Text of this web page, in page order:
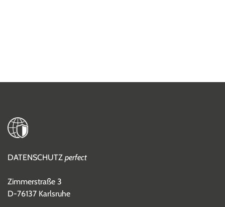
DATENSCHUTZ perfect
Zimmerstraße 3
D-76137 Karlsruhe